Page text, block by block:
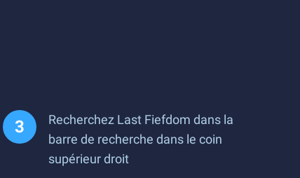
Recherchez Last Fiefdom dans la
barre de recherche dans le coin
supérieur droit